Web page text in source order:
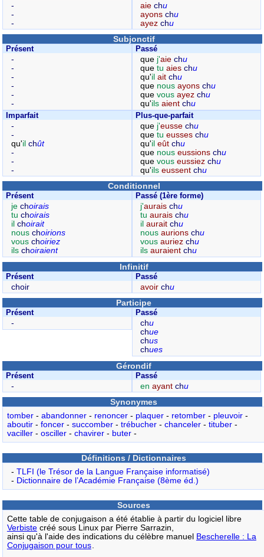
-
-
-
aie chu
ayons chu
ayez chu
Subjonctif
Présent
-
-
-
-
-
-
Passé
que j'aie chu
quetuaies chu
qu'ilait chu
que nousayons chu
quevousayez chu
qu'ilsaient chu
Imparfait
-
-
qu'il chût
-
-
-
Plus-que-parfait
que j'eusse chu
quetueusses chu
qu'ileût chu
que nouseussions chu
quevouseussiez chu
qu'ilseussent chu
Conditionnel
Présent
je choirais
tu choirais
il choirait
nous choirions
vous choiriez
ils choiraient
Passé (1ère forme)
j'aurais chu
tuaurais chu
ilaurait chu
nousaurions chu
vousauriez chu
ilsauraient chu
Infinitif
Présent
choir
Passé
avoir chu
Participe
Présent
-
Passé
chu
chue
chus
chues
Gérondif
Présent
-
Passé
enayant chu
Synonymes
tomber- abandonner- renoncer- plaquer- retomber- pleuvoir-
aboutir- foncer- succomber- trébucher- chanceler- tituber-
vaciller- osciller- chavirer- buter-
Définitions / Dictionnaires
- TLFI (le Trésor de la Langue Française informatisé)
- Dictionnaire de l’Académie Française (8ème éd.)
Sources
Cette table de conjugaison a été établie à partir du logiciel libre
Verbistecréé sous Linux par Pierre Sarrazin,
ainsi qu'à l'aide des indications du célèbre manuel Bescherelle : La
Conjugaison pour tous